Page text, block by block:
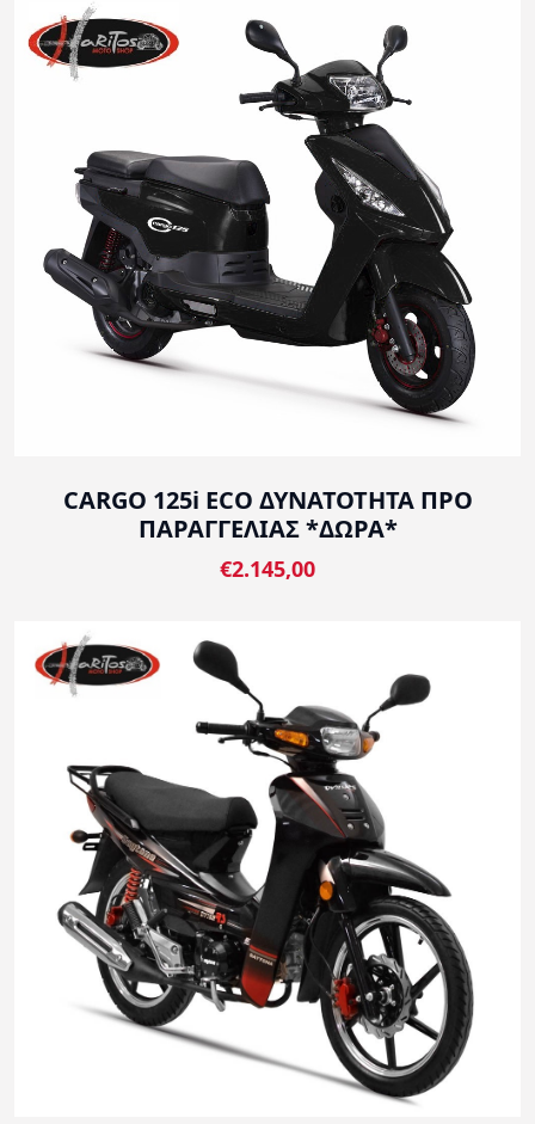
CARGO 125i ECO ΔΥΝΑΤΟΤΗΤΑ ΠΡΟ
ΠΑΡΑΓΓΕΛΙΑΣ *ΔΩΡΑ*
€2.145,00